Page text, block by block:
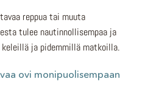
reppua tai muuta
tulee nautinnollisempaa ja
ja pidemmillä matkoilla.
ovi monipuolisempaan